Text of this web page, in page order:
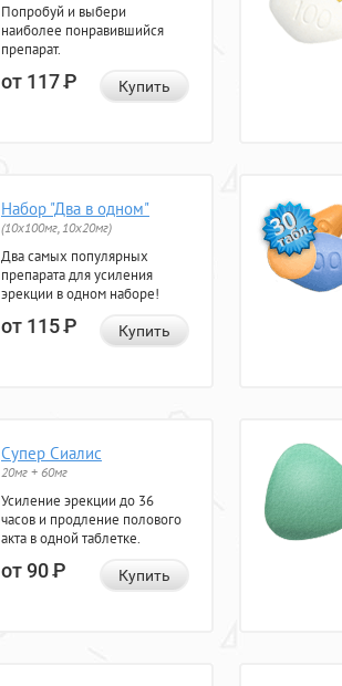
Попробуй и выбери
наиболее понравившийся
препарат.
от 117Р Купить
Набор "Два в одном"
(10x100мг, 10x20мг)
Два самых популярных
препарата для усиления
эрекции в одном наборе!
от 115Р Купить
Супер Сиалис
20мг + 60мг
Усиление эрекции до 36
часов и продление полового
акта в одной таблетке.
от 90Р Купить